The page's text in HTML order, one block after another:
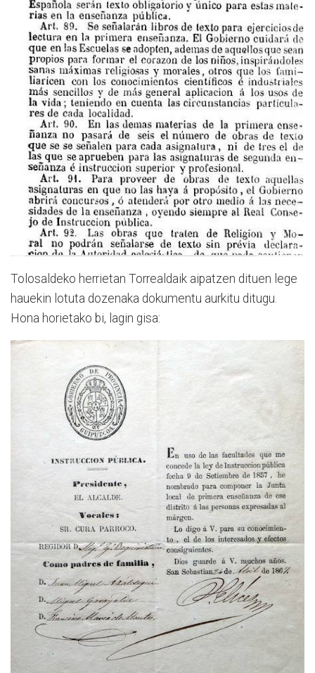
Tolosaldeko herrietan Torrealdaik aipatzen dituen lege
hauekin lotuta dozenaka dokumentu aurkitu ditugu.
Hona horietako bi, lagin gisa: